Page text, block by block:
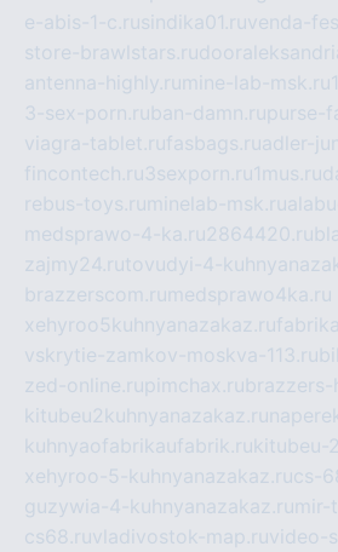
e-abis-1-c.rusindika01.ruvenda-
store-brawlstars.ru
antenna-highly.ru mine-lab-msk.ru
3-sex-porn.ruban-damn.rupurse-
viagra-tablet.rufasbags.ruadler-
fincontech.ru3sexporn.ru1mus.ru
rebus-toys.ru minelab-msk.ru
medsprawo-4-ka.ru2864420.ru
zajmy24.rutovudyi-4-
brazzerscom.ru medsprawo4ka.ru
xehyroo5kuhnyanazakaz.ru
vskrytie-zamkov-moskva-113.ru
zed-online.rupimchax.rubrazzers-
kitubeu2kuhnyanazakaz.ru
kuhnyaofabrikaufabrik.rukitubeu-
xehyroo-5-kuhnyanazakaz.rucs-
guzywia-4-kuhnyanazakaz.ru
cs68.ruvladivostok-map.ruvideo-